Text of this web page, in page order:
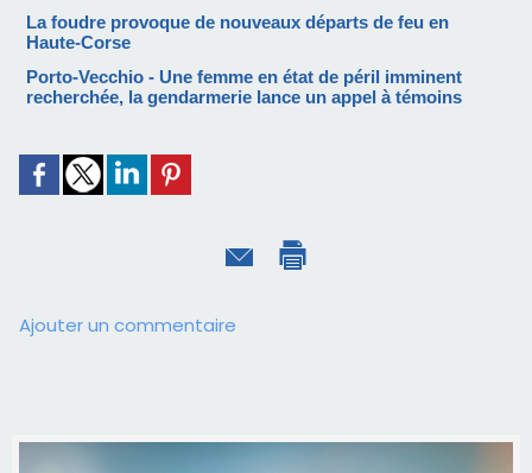
La foudre provoque de nouveaux départs de feu en
Haute-Corse
Porto-Vecchio - Une femme en état de péril imminent
recherchée, la gendarmerie lance un appel à témoins
Ajouter un commentaire